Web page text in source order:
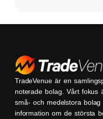
TradeVenue är en
noterade bolag. Vårt fokus
små- och medelstora
information om de största